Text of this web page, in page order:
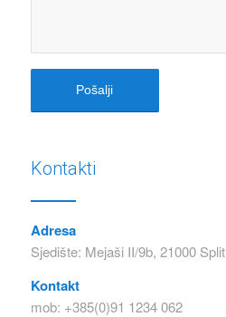
Kontakti
Adresa
Sjedište: Mejaši II/9b, 21000 Split
Kontakt
mob: +385(0)91 1234 062